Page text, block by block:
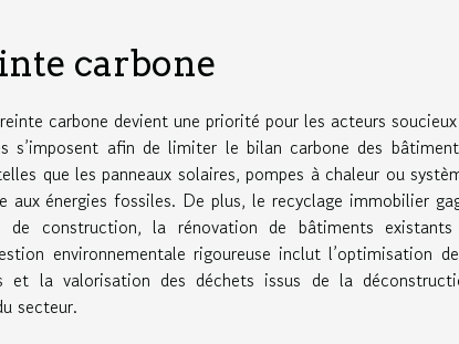
carbone
carbone devient une priorité pour les acteurs
s’imposent afin de limiter le bilan carbone des
que les panneaux solaires, pompes à chaleur ou
aux énergies fossiles. De plus, le recyclage immobilier
construction, la rénovation de bâtiments
environnementale rigoureuse inclut l’optimisation
et la valorisation des déchets issus de la
secteur.